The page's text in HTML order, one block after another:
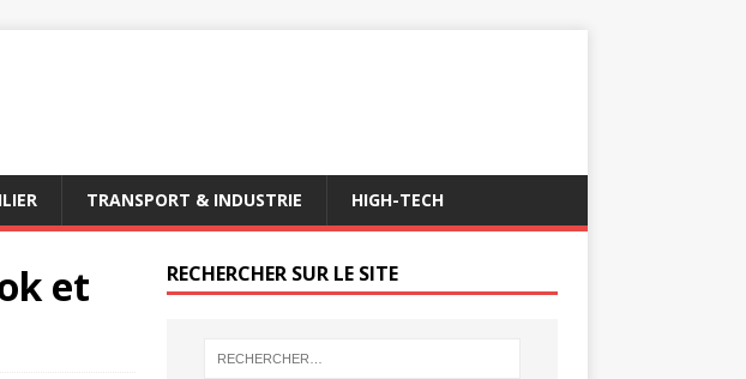
TRANSPORT & INDUSTRIE HIGH-TECH
et
RECHERCHER SUR LE SITE